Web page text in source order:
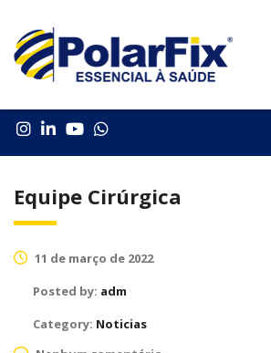
Equipe Cirúrgica
11 de março de 2022
Posted by: adm
Category: Noticias